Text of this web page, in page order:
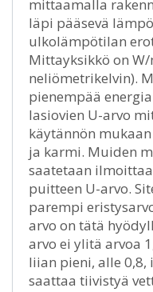
mittaamalla
läpi pääsevä
ulkolämpötilan
Mittayksikkö on
neliömetrikelvin).
pienempää
lasiovien U-arvo
käytännön
ja karmi. Muiden
saatetaan
puitteen U-arvo.
parempi
arvo on tätä
arvo ei ylitä arvoa
liian pieni, alle
saattaa tiivistyä